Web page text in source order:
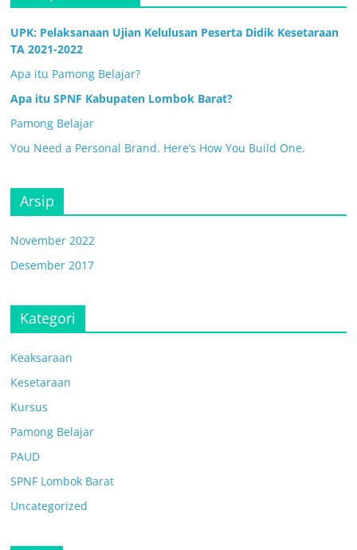
UPK: Pelaksanaan Ujian Kelulusan Peserta Didik Kesetaraan
TA 2021-2022
Apa itu Pamong Belajar?
Apa itu SPNF Kabupaten Lombok Barat?
Pamong Belajar
You Need a Personal Brand. Here’s How You Build One.
Arsip
November 2022
Desember 2017
Kategori
Keaksaraan
Kesetaraan
Kursus
Pamong Belajar
PAUD
SPNF Lombok Barat
Uncategorized